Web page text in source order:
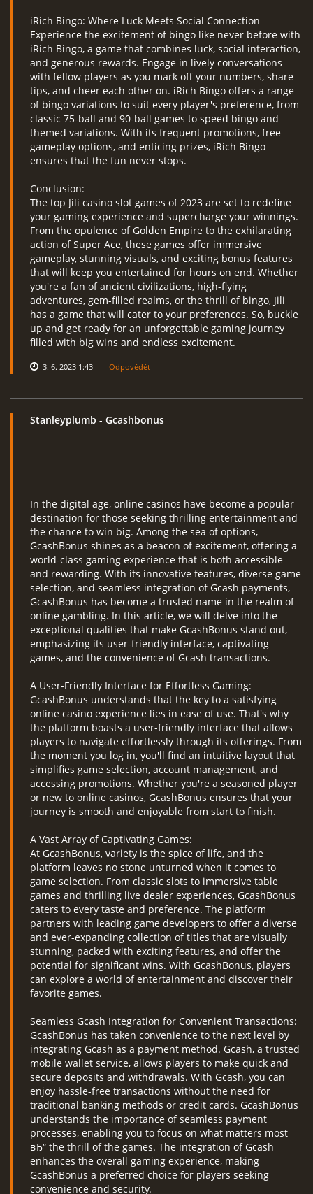
iRich Bingo: Where Luck Meets Social Connection
Experience the excitement of bingo like never before with
iRich Bingo, a game that combines luck, social interaction,
and generous rewards. Engage in lively conversations
with fellow players as you mark off your numbers, share
tips, and cheer each other on. iRich Bingo offers a range
of bingo variations to suit every player's preference, from
classic 75-ball and 90-ball games to speed bingo and
themed variations. With its frequent promotions, free
gameplay options, and enticing prizes, iRich Bingo
ensures that the fun never stops.
Conclusion:
The top Jili casino slot games of 2023 are set to redefine
your gaming experience and supercharge your winnings.
From the opulence of Golden Empire to the exhilarating
action of Super Ace, these games offer immersive
gameplay, stunning visuals, and exciting bonus features
that will keep you entertained for hours on end. Whether
you're a fan of ancient civilizations, high-flying
adventures, gem-filled realms, or the thrill of bingo, Jili
has a game that will cater to your preferences. So, buckle
up and get ready for an unforgettable gaming journey
filled with big wins and endless excitement.
3. 6. 2023 1:43 Odpovědět
Stanleyplumb - Gcashbonus
In the digital age, online casinos have become a popular
destination for those seeking thrilling entertainment and
the chance to win big. Among the sea of options,
GcashBonus shines as a beacon of excitement, offering a
world-class gaming experience that is both accessible
and rewarding. With its innovative features, diverse game
selection, and seamless integration of Gcash payments,
GcashBonus has become a trusted name in the realm of
online gambling. In this article, we will delve into the
exceptional qualities that make GcashBonus stand out,
emphasizing its user-friendly interface, captivating
games, and the convenience of Gcash transactions.
A User-Friendly Interface for Effortless Gaming:
GcashBonus understands that the key to a satisfying
online casino experience lies in ease of use. That's why
the platform boasts a user-friendly interface that allows
players to navigate effortlessly through its offerings. From
the moment you log in, you'll find an intuitive layout that
simplifies game selection, account management, and
accessing promotions. Whether you're a seasoned player
or new to online casinos, GcashBonus ensures that your
journey is smooth and enjoyable from start to finish.
A Vast Array of Captivating Games:
At GcashBonus, variety is the spice of life, and the
platform leaves no stone unturned when it comes to
game selection. From classic slots to immersive table
games and thrilling live dealer experiences, GcashBonus
caters to every taste and preference. The platform
partners with leading game developers to offer a diverse
and ever-expanding collection of titles that are visually
stunning, packed with exciting features, and offer the
potential for significant wins. With GcashBonus, players
can explore a world of entertainment and discover their
favorite games.
Seamless Gcash Integration for Convenient Transactions:
GcashBonus has taken convenience to the next level by
integrating Gcash as a payment method. Gcash, a trusted
mobile wallet service, allows players to make quick and
secure deposits and withdrawals. With Gcash, you can
enjoy hassle-free transactions without the need for
traditional banking methods or credit cards. GcashBonus
understands the importance of seamless payment
processes, enabling you to focus on what matters most
вЂ“ the thrill of the games. The integration of Gcash
enhances the overall gaming experience, making
GcashBonus a preferred choice for players seeking
convenience and security.